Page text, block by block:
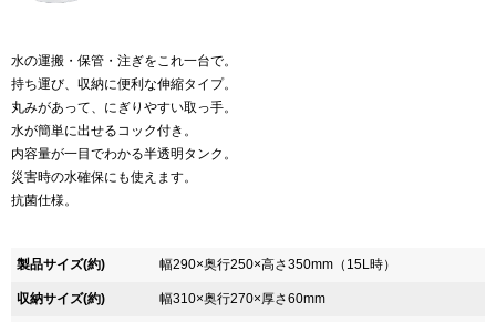
水の運搬・保管・注ぎをこれ一台で。
持ち運び、収納に便利な伸縮タイプ。
丸みがあって、にぎりやすい取っ手。
水が簡単に出せるコック付き。
内容量が一目でわかる半透明タンク。
災害時の水確保にも使えます。
抗菌仕様。
製品サイズ(約) 幅290×奥行250×高さ350mm（15L時）
収納サイズ(約) 幅310×奥行270×厚さ60mm